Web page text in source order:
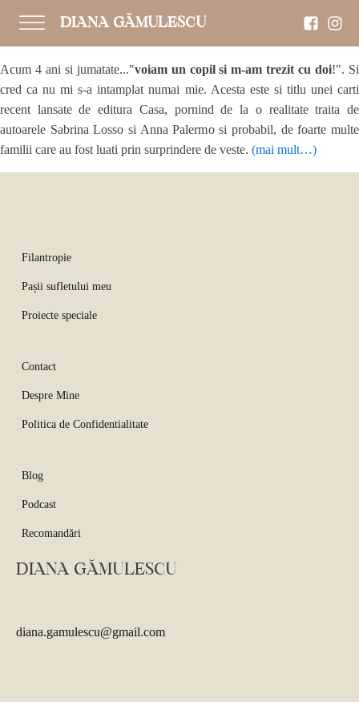
DIANA GĂMULESCU
Acum 4 ani si jumatate..."voiam un copil si m-am trezit cu doi!". Si
cred ca nu mi s-a intamplat numai mie. Acesta este si titlu unei carti
recent lansate de editura Casa, pornind de la o realitate traita de
autoarele Sabrina Losso si Anna Palermo si probabil, de foarte multe
familii care au fost luati prin surprindere de veste. (mai mult…)
Filantropie
Pașii sufletului meu
Proiecte speciale
Contact
Despre Mine
Politica de Confidentialitate
Blog
Podcast
Recomandări
DIANA GĂMULESCU
diana.gamulescu@gmail.com